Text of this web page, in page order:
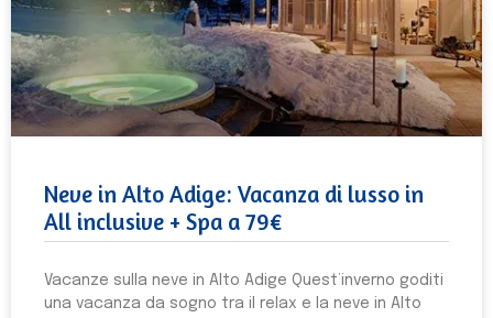
Neve in Alto Adige: Vacanza di lusso in
All inclusive + Spa a 79€
Vacanze sulla neve in Alto Adige Quest’inverno goditi
una vacanza da sogno tra il relax e la neve in Alto